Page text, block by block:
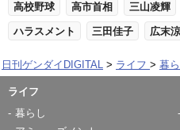
高校野球 高市首相 三山凌輝
ハラスメント 三田佳子 広末
日刊ゲンダイDIGITAL ライフ 暮
ライフ
暮らし